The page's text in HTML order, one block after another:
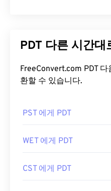
PDT 다른 시간대
FreeConvert.com PDT
환할 수 있습니다.
PST 에게 PDT
WET 에게 PDT
CST 에게 PDT